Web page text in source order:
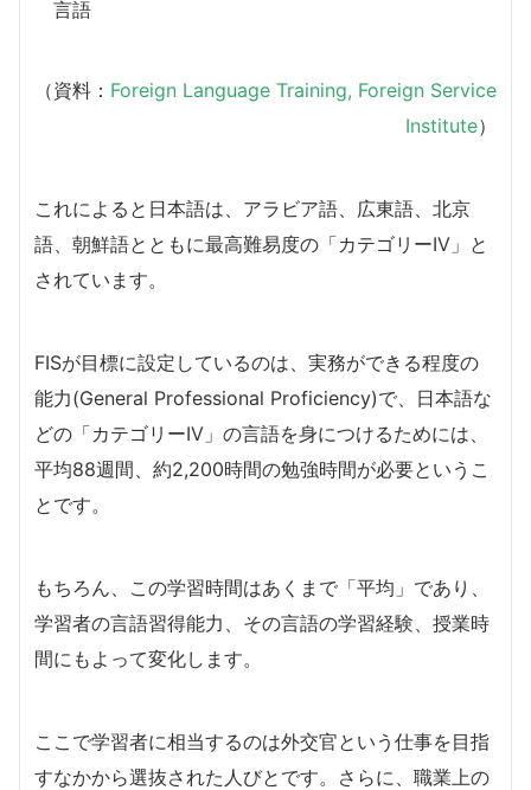
言語
（資料： Foreign Language Training, Foreign Service
Institute）
これによると日本語は、アラビア語、広東語、北京
語、朝鮮語とともに最高難易度の「カテゴリーIV」と
されています。
FISが目標に設定しているのは、実務ができる程度の
能力(General Professional Proficiency)で、日本語な
どの「カテゴリーIV」の言語を身につけるためには、
平均88週間、約2,200時間の勉強時間が必要というこ
とです。
もちろん、この学習時間はあくまで「平均」であり、
学習者の言語習得能力、その言語の学習経験、授業時
間にもよって変化します。
ここで学習者に相当するのは外交官という仕事を目指
すなかから選抜された人びとです。さらに、職業上の